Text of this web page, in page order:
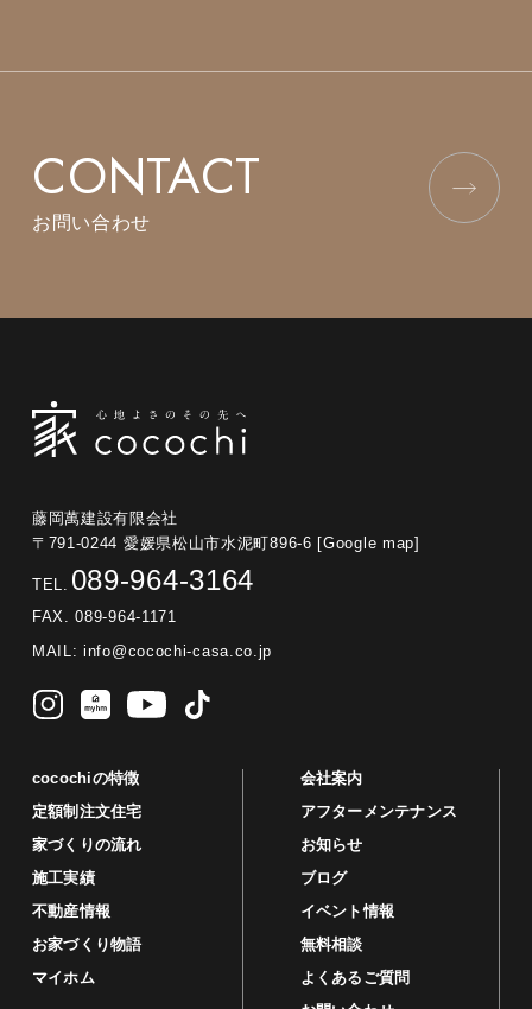
CONTACT
お問い合わせ
藤岡萬建設有限会社
〒791-0244 愛媛県松山市水泥町896-6
[Google map]
TEL. 089-964-3164
FAX. 089-964-1171
MAIL: info@cocochi-casa.co.jp
cocochiの特徴
定額制注文住宅
家づくりの流れ
施工実績
不動産情報
お家づくり物語
マイホム
会社案内
アフターメンテナンス
お知らせ
ブログ
イベント情報
無料相談
よくあるご質問